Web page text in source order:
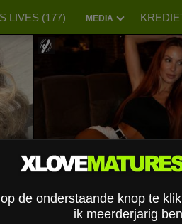
LIVES (177) MEDIA
MiraGi
de onderstaande knop te
ik meerderjarig